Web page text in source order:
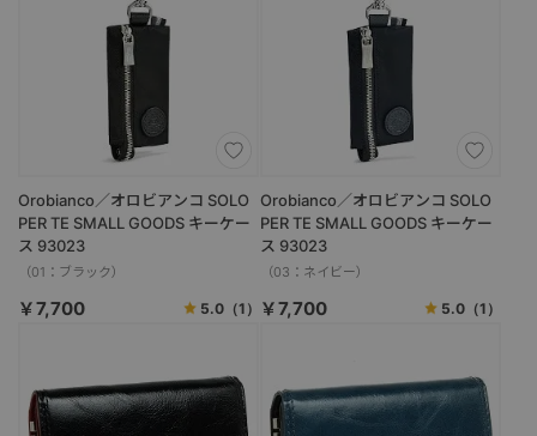
Orobianco／オロビアンコ SOLO
PER TE SMALL GOODS キーケー
ス 93023
（01：ブラック）
￥7,700 5.0（1）
Orobianco／オロビアンコ SOLO
PER TE SMALL GOODS キーケー
ス 93023
（03：ネイビー）
￥7,700 5.0 （1）